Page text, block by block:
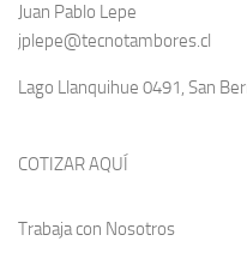
Juan Pablo Lepe
jplepe@tecnotambores.cl
Lago Llanquihue 0491, San
COTIZAR AQUÍ
Trabaja con Nosotros